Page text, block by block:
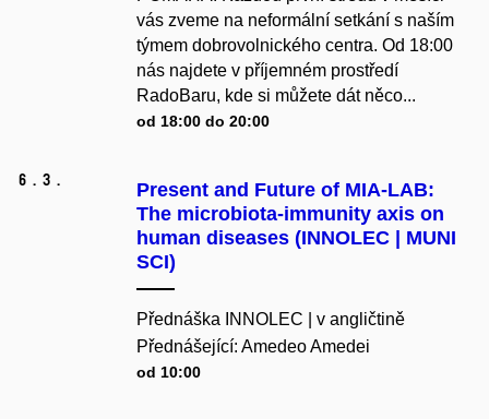
vás zveme na neformální setkání s naším
týmem dobrovolnického centra. Od 18:00
nás najdete v příjemném prostředí
RadoBaru, kde si můžete dát něco...
od 18:00 do 20:00
6. 3.
Present and Future of MIA-LAB:
The microbiota-immunity axis on
human diseases (INNOLEC | MUNI
SCI)
Přednáška INNOLEC | v angličtině
Přednášející: Amedeo Amedei
od 10:00